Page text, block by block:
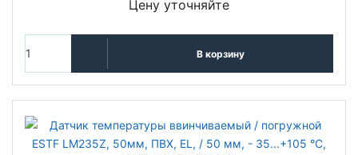
Цену уточняйте
В корзину